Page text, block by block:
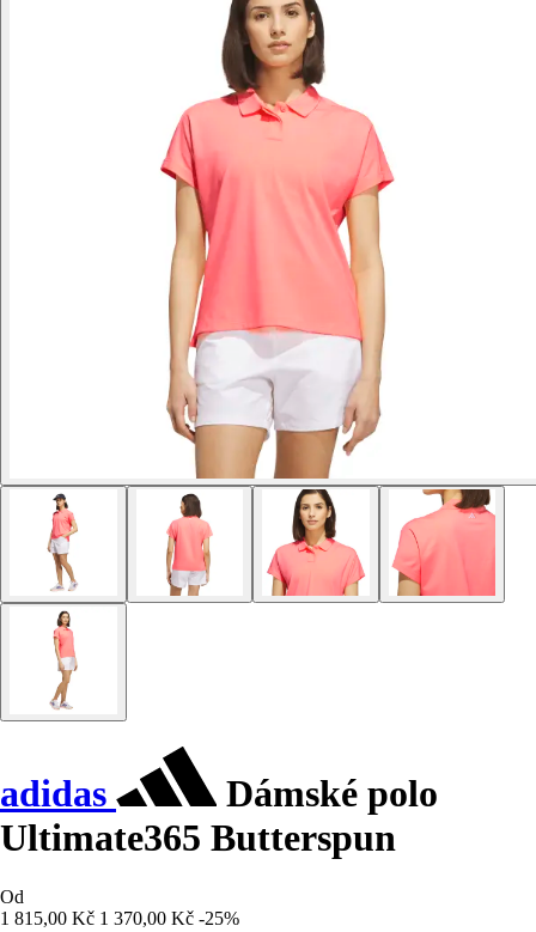
adidas
Dámské polo
Ultimate365 Butterspun
Od
1 815,00 Kč 1 370,00 Kč -25%